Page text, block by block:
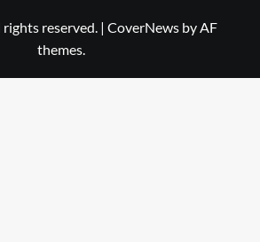
reserved. | CoverNews by AF
themes.